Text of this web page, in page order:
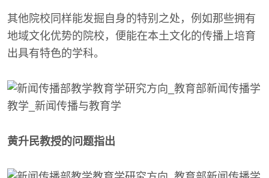
其他院校同样能发掘自身的特别之处，例如那些拥有
地域文化优势的院校，便能在本土文化的传播上培育
出具有特色的学科。
黄升民教授的问题指出